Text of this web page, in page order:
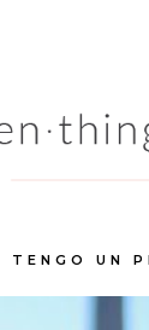
TENGO UN